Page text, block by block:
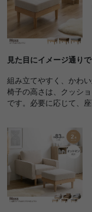
見た目にイメージ通り
組み立てやすく、かわい
椅子の高さは、クッシ
です。必要に応じて、
座り心地はとてもよい